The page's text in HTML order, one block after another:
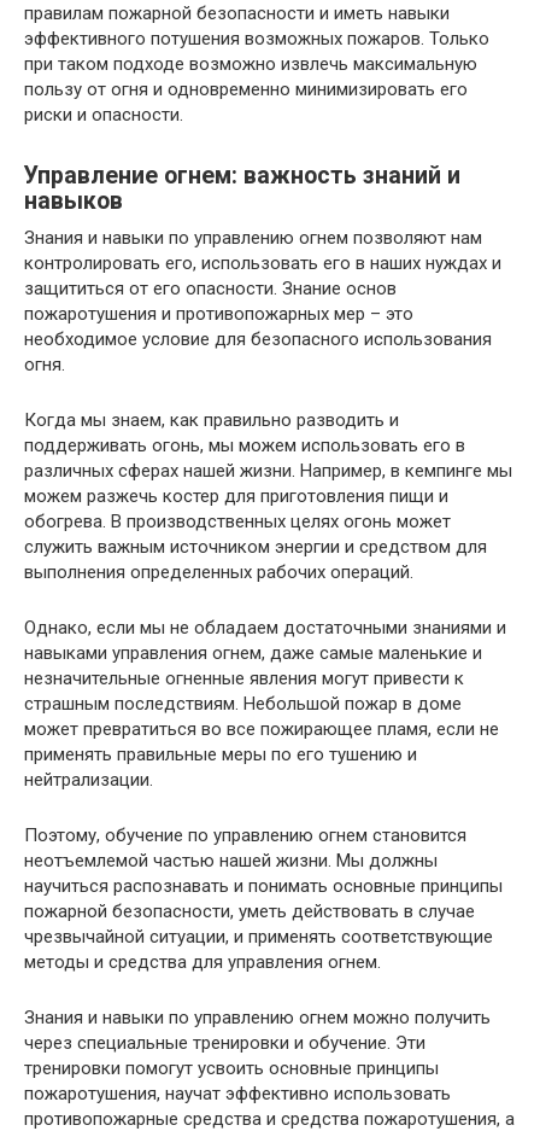
правилам пожарной безопасности и иметь навыки
эффективного потушения возможных пожаров. Только
при таком подходе возможно извлечь максимальную
пользу от огня и одновременно минимизировать его
риски и опасности.
Управление огнем: важность знаний и
навыков
Знания и навыки по управлению огнем позволяют нам
контролировать его, использовать его в наших нуждах и
защититься от его опасности. Знание основ
пожаротушения и противопожарных мер – это
необходимое условие для безопасного использования
огня.
Когда мы знаем, как правильно разводить и
поддерживать огонь, мы можем использовать его в
различных сферах нашей жизни. Например, в кемпинге мы
можем разжечь костер для приготовления пищи и
обогрева. В производственных целях огонь может
служить важным источником энергии и средством для
выполнения определенных рабочих операций.
Однако, если мы не обладаем достаточными знаниями и
навыками управления огнем, даже самые маленькие и
незначительные огненные явления могут привести к
страшным последствиям. Небольшой пожар в доме
может превратиться во все пожирающее пламя, если не
применять правильные меры по его тушению и
нейтрализации.
Поэтому, обучение по управлению огнем становится
неотъемлемой частью нашей жизни. Мы должны
научиться распознавать и понимать основные принципы
пожарной безопасности, уметь действовать в случае
чрезвычайной ситуации, и применять соответствующие
методы и средства для управления огнем.
Знания и навыки по управлению огнем можно получить
через специальные тренировки и обучение. Эти
тренировки помогут усвоить основные принципы
пожаротушения, научат эффективно использовать
противопожарные средства и средства пожаротушения, а